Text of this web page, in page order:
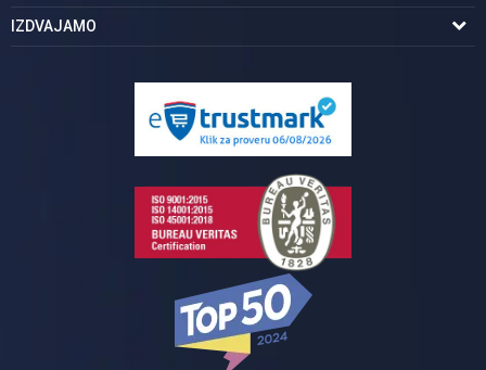
Karijera | postani deo tima
Politika privatnosti
Kako kupiti
IZDVAJAMO
Pločice za kupatilo